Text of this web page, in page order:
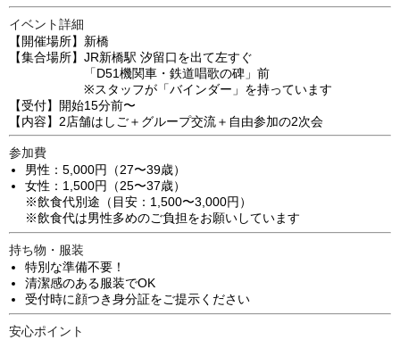
イベント詳細
【開催場所】新橋
【集合場所】JR新橋駅 汐留口を出て左すぐ
「D51機関車・鉄道唱歌の碑」前
※スタッフが「バインダー」を持っています
【受付】開始15分前〜
【内容】2店舗はしご＋グループ交流＋自由参加の2次会
参加費
男性：5,000円（27〜39歳）
女性：1,500円（25〜37歳）
※飲食代別途（目安：1,500〜3,000円）
※飲食代は男性多めのご負担をお願いしています
持ち物・服装
特別な準備不要！
清潔感のある服装でOK
受付時に顔つき身分証をご提示ください
安心ポイント